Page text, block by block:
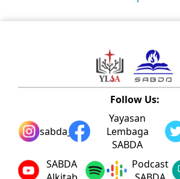
Follow Us:
sabda_ylsa
Yayasan
Lembaga
SABDA
SABDA
Podcast